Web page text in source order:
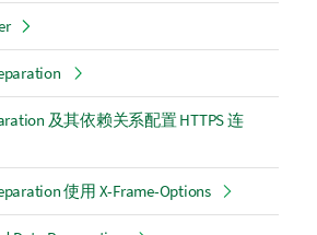
及其依赖关系配置 HTTPS 连
使用 X-Frame-Options